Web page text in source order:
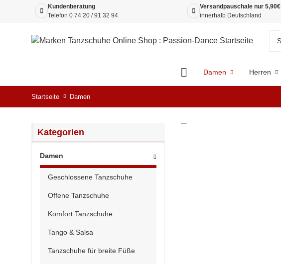
Kundenberatung
Telefon 0 74 20 / 91 32 94
Versandpauschale nur 5,90€
innerhalb Deutschland
Damen Herren
Startseite Damen
Kategorien
Damen
Geschlossene Tanzschuhe
Offene Tanzschuhe
Komfort Tanzschuhe
Tango & Salsa
Tanzschuhe für breite Füße